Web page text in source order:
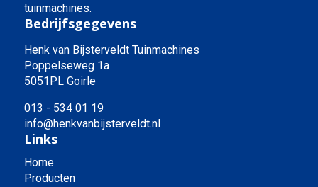
tuinmachines.
Bedrijfsgegevens
Henk van Bijsterveldt Tuinmachines
Poppelseweg 1a
5051PL Goirle
013 - 534 01 19
info@henkvanbijsterveldt.nl
Links
Home
Producten